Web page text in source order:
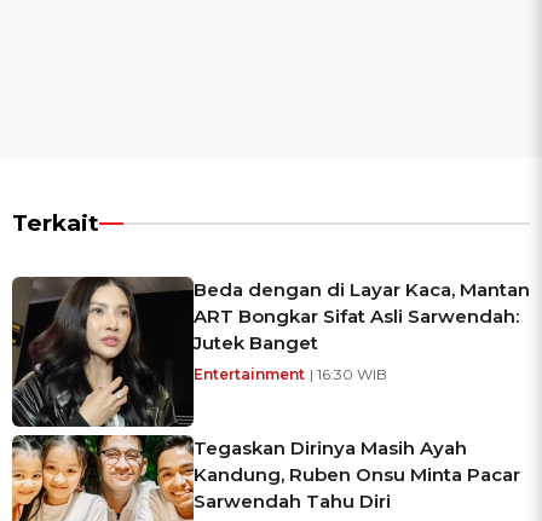
Terkait
Beda dengan di Layar Kaca, Mantan
ART Bongkar Sifat Asli Sarwendah:
Jutek Banget
Entertainment | 16:30 WIB
Tegaskan Dirinya Masih Ayah
Kandung, Ruben Onsu Minta Pacar
Sarwendah Tahu Diri